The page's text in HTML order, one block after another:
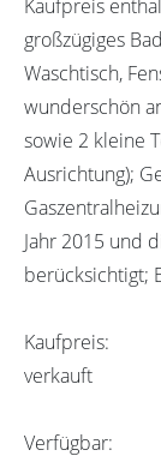
Kaufpreis
großzügiges
Waschtisch,
wunderschön
sowie 2 kleine
Ausrichtung);
Jahr 2015 und
berücksichtigt;
Kaufpreis:
verkauft
Verfügbar: